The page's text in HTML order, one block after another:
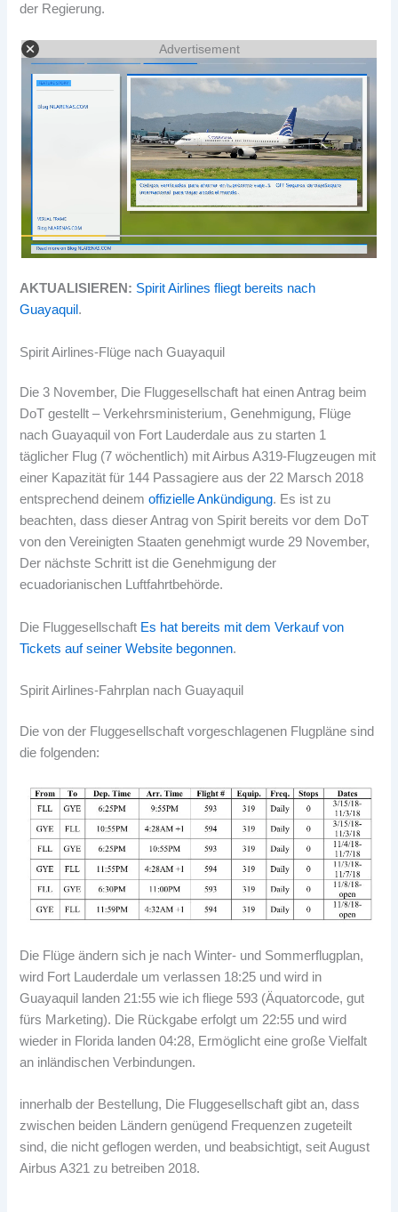
der Regierung.
Advertisement
AKTUALISIEREN: Spirit Airlines fliegt bereits nach
Guayaquil .
Spirit Airlines-Flüge nach Guayaquil
Die 3 November, Die Fluggesellschaft hat einen Antrag beim
DoT gestellt – Verkehrsministerium, Genehmigung, Flüge
nach Guayaquil von Fort Lauderdale aus zu starten 1
täglicher Flug (7 wöchentlich) mit Airbus A319-Flugzeugen mit
einer Kapazität für 144 Passagiere aus der 22 Marsch 2018
entsprechend deinemoffizielle Ankündigung. Es ist zu
beachten, dass dieser Antrag von Spirit bereits vor dem DoT
von den Vereinigten Staaten genehmigt wurde 29 November,
Der nächste Schritt ist die Genehmigung der
ecuadorianischen Luftfahrtbehörde.
Die Fluggesellschaft Es hat bereits mit dem Verkauf von
Tickets auf seiner Website begonnen.
Spirit Airlines-Fahrplan nach Guayaquil
Die von der Fluggesellschaft vorgeschlagenen Flugpläne sind
die folgenden:
Die Flüge ändern sich je nach Winter- und Sommerflugplan,
wird Fort Lauderdale um verlassen 18:25 und wird in
Guayaquil landen 21:55 wie ich fliege 593 (Äquatorcode, gut
fürs Marketing). Die Rückgabe erfolgt um 22:55 und wird
wieder in Florida landen 04:28, Ermöglicht eine große Vielfalt
an inländischen Verbindungen.
innerhalb der Bestellung, Die Fluggesellschaft gibt an, dass
zwischen beiden Ländern genügend Frequenzen zugeteilt
sind, die nicht geflogen werden, und beabsichtigt, seit August
Airbus A321 zu betreiben 2018.